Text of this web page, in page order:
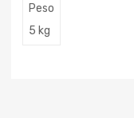
Peso
5 kg